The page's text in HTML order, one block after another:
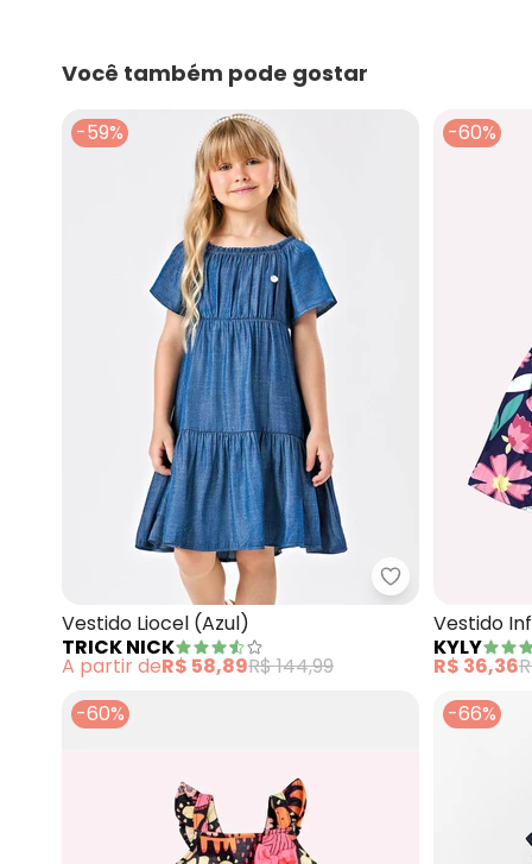
Você também pode gostar
-59%
Trick Nick -
Vestido Liocel (Azul)
TRICK NICK
A partir deR$ 58,89R$ 144,99
-60%
Vestido
KYLY
R$ 36,36
-60%
-66%